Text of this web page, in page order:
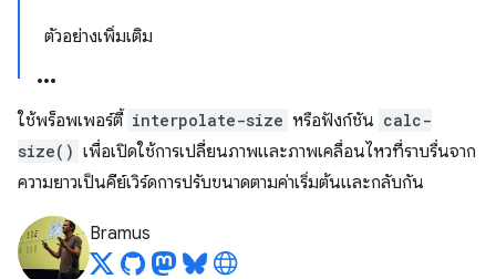
ตัวอย่างเพิ่มเติม
ใช้พร็อพเพอร์ตี้ interpolate-size หรือฟังก์ชัน calc-
size() เพื่อเปิดใช้การเปลี่ยนภาพและภาพเคลื่อนไหวที่ราบรื่นจาก
ความยาวเป็นคีย์เวิร์ดการปรับขนาดตามค่าเริ่มต้นและกลับกัน
Bramus